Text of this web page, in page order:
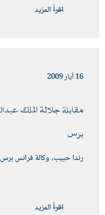
اقرأ المزيد
16 آيار 2009
برس
رندا حبيب، وكالة فرانس برس
اقرأ المزيد